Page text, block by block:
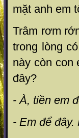
mặt anh em
Trâm rơm
trong lòng
này còn con
đây?
- À, tiền em
- Em để